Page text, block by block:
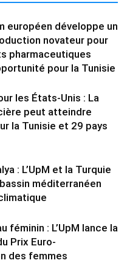
européen développe un
novateur pour
pharmaceutiques
pour la Tunisie
les États-Unis : La
peut atteindre
la Tunisie et 29 pays
: L’UpM et la Turquie
méditerranéen
féminin : L’UpM lance la
Prix Euro-
des femmes